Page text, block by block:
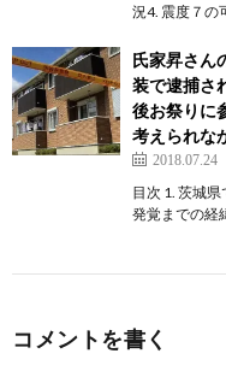
況4. 震度７
氏家昇さん
装で逮捕さ
後お祭りに
考えられな
2018.07.24
目次 1. 茨城
発覚までの経
コメントを書く